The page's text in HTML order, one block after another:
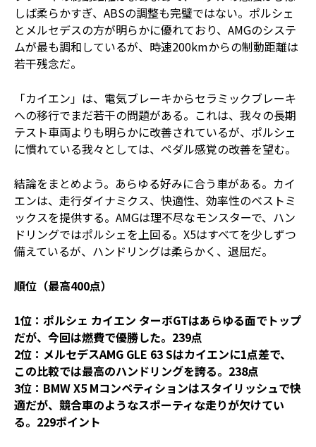
しば柔らかすぎ、ABSの調整も完璧ではない。ポルシェ
とメルセデスの方が明らかに優れており、AMGのシステ
ムが最も調和しているが、時速200kmからの制動距離は
若干残念だ。
「カイエン」は、電気ブレーキからセラミックブレーキ
への移行でまだ若干の問題がある。これは、我々の長期
テスト車両よりも明らかに改善されているが、ポルシェ
に慣れている我々としては、ペダル感覚の改善を望む。
結論をまとめよう。あらゆる好みに合う車がある。カイ
エンは、走行ダイナミクス、快適性、効率性のベストミ
ックスを提供する。AMGは理不尽なモンスターで、ハン
ドリングではポルシェを上回る。X5はすべてを少しずつ
備えているが、ハンドリングは柔らかく、退屈だ。
順位（最高400点）
1位：ポルシェ カイエン ターボGTはあらゆる面でトップ
だが、今回は燃費で優勝した。239点
2位：メルセデスAMG GLE 63 Sはカイエンに1点差で、
この比較では最高のハンドリングを誇る。238点
3位：BMW X5 Mコンペティションはスタイリッシュで快
適だが、競合車のようなスポーティな走りが欠けてい
る。229ポイント